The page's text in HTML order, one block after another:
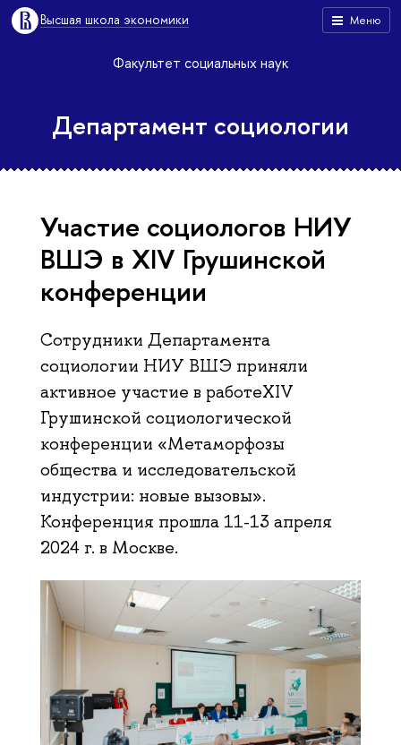
Меню
Высшая школа экономики
Факультет социальных наук
Департамент социологии
Участие социологов НИУ
ВШЭ в XIV Грушинской
конференции
Сотрудники Департамента
социологии НИУ ВШЭ приняли
активное участие в работеXIV
Грушинской социологической
конференции «Метаморфозы
общества и исследовательской
индустрии: новые вызовы».
Конференция прошла 11-13 апреля
2024 г. в Москве.